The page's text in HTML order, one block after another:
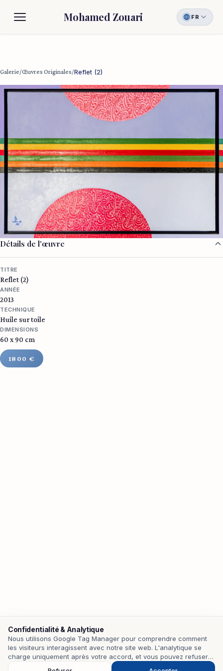
Mohamed Zouari
Biographie
Contact
FR
Galerie/Œuvres Originales/Reflet (2)
Détails de l'œuvre
TITRE
Reflet (2)
ANNÉE
2013
TECHNIQUE
Huile sur toile
DIMENSIONS
60 x 90 cm
1800 €
Contact
Confidentialité & Analytique
Nous utilisons Google Tag Manager pour comprendre comment
les visiteurs interagissent avec notre site web. L'analytique se
charge uniquement après votre accord, et vous pouvez refuser
pour la désactiver.